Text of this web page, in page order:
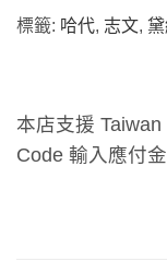
標籤: 哈代, 志文,
本店支援
Code 輸入應付